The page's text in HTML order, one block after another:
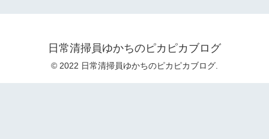
日常清掃員ゆかちのピカピカブログ
© 2022 日常清掃員ゆかちのピカピカブログ.